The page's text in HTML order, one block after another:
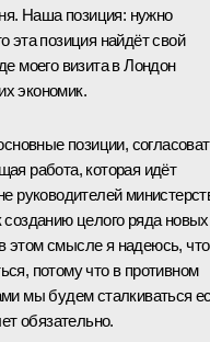
Наша позиция: нужно
эта позиция найдёт свой
моего визита в Лондон
экономик.
позиции,
работа, которая идёт
руководителей
целого ряда новых
этом смысле я надеюсь, что
потому что в противном
мы будем сталкиваться
обязательно.